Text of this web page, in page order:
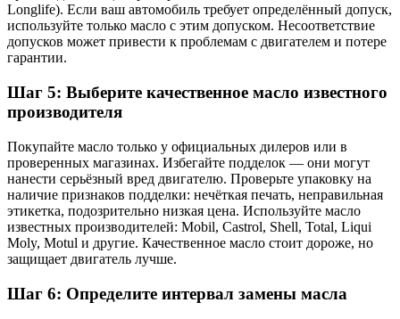
Longlife). Если ваш автомобиль требует определённый допуск,
используйте только масло с этим допуском. Несоответствие
допусков может привести к проблемам с двигателем и потере
гарантии.
Шаг 5: Выберите качественное масло известного
производителя
Покупайте масло только у официальных дилеров или в
проверенных магазинах. Избегайте подделок — они могут
нанести серьёзный вред двигателю. Проверьте упаковку на
наличие признаков подделки: нечёткая печать, неправильная
этикетка, подозрительно низкая цена. Используйте масло
известных производителей: Mobil, Castrol, Shell, Total, Liqui
Moly, Motul и другие. Качественное масло стоит дороже, но
защищает двигатель лучше.
Шаг 6: Определите интервал замены масла